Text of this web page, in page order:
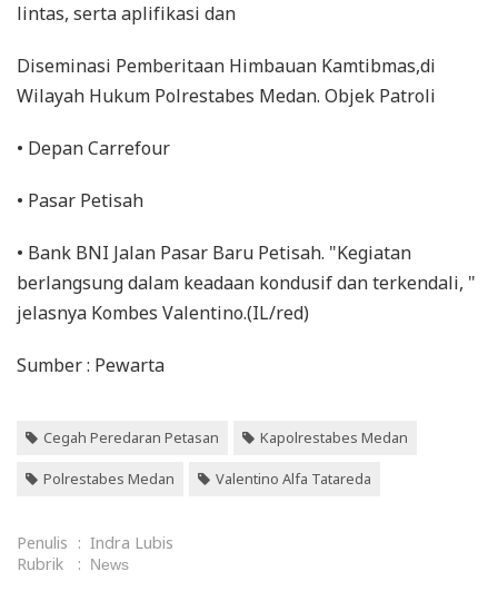
lintas, serta aplifikasi dan
Diseminasi Pemberitaan Himbauan Kamtibmas,di
Wilayah Hukum Polrestabes Medan. Objek Patroli
• Depan Carrefour
• Pasar Petisah
• Bank BNI Jalan Pasar Baru Petisah. "Kegiatan
berlangsung dalam keadaan kondusif dan terkendali, "
jelasnya Kombes Valentino.(IL/red)
Sumber : Pewarta
Cegah Peredaran Petasan Kapolrestabes Medan
Polrestabes Medan Valentino Alfa Tatareda
Penulis : Indra Lubis
Rubrik
: News